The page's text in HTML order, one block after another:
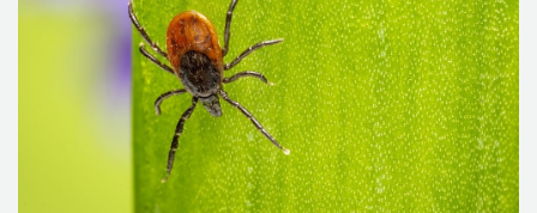
JURIDIQUE
NOS ACTIONS